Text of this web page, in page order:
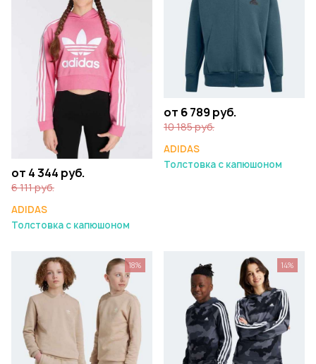
от 4 344 руб.
6 111 руб.
ADIDAS
Толстовка с капюшоном
от 6 789 руб.
10 185 руб.
ADIDAS
Толстовка с капюшоном
18% 14%